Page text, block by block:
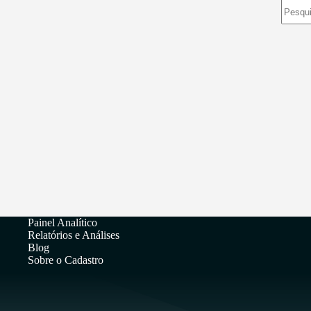
Painel Analítico
Relatórios e Análises
Blog
Sobre o Cadastro